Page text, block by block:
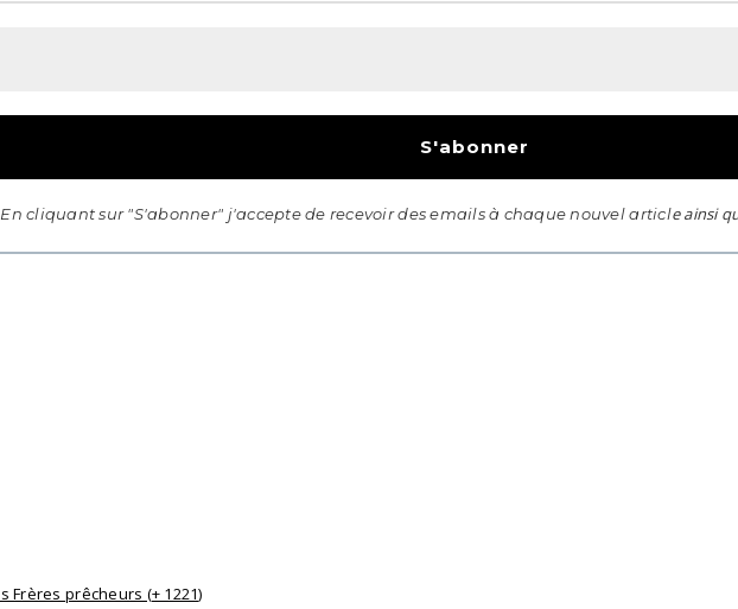
En cliquant sur "S'abonner" j'accepte de recevoir des emails à chaque nouvel article ainsi
Frères prêcheurs (+ 1221)